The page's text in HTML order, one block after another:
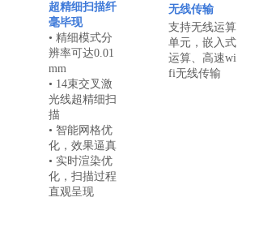
超精细扫描纤
毫毕现
• 精细模式分
辨率可达0.01
mm
• 14束交叉激
光线超精细扫
描
• 智能网格优
化，效果逼真
• 实时渲染优
化，扫描过程
直观呈现
无线传输
支持无线运算
单元，嵌入式
运算、高速wi
fi无线传输